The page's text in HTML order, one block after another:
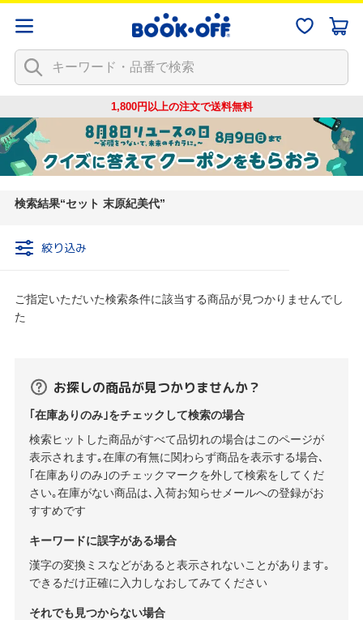
1,800円以上の注文で送料無料
検索結果 セット 末原紀美代
絞り込み
ご指定いただいた検索条件に該当する商品が見つかりませんでし
た
お探しの商品が見つかりませんか？
｢在庫ありのみ｣をチェックして検索の場合
検索ヒットした商品がすべて品切れの場合はこのページが
表示されます｡在庫の有無に関わらず商品を表示する場合､
｢在庫ありのみ｣のチェックマークを外して検索をしてくだ
さい｡在庫がない商品は､入荷お知らせメールへの登録がお
すすめです
キーワードに誤字がある場合
漢字の変換ミスなどがあると表示されないことがあります｡
できるだけ正確に入力しなおしてみてください
それでも見つからない場合